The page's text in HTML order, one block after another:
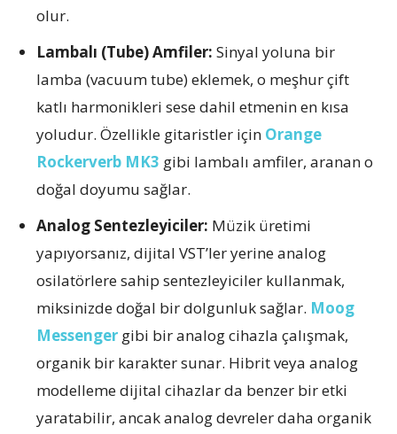
olur.
Lambalı (Tube) Amfiler: Sinyal yoluna bir
lamba (vacuum tube) eklemek, o meşhur çift
katlı harmonikleri sese dahil etmenin en kısa
yoludur. Özellikle gitaristler için Orange
Rockerverb MK3 gibi lambalı amfiler, aranan o
doğal doyumu sağlar.
Analog Sentezleyiciler: Müzik üretimi
yapıyorsanız, dijital VST’ler yerine analog
osilatörlere sahip sentezleyiciler kullanmak,
miksinizde doğal bir dolgunluk sağlar. Moog
Messenger gibi bir analog cihazla çalışmak,
organik bir karakter sunar. Hibrit veya analog
modelleme dijital cihazlar da benzer bir etki
yaratabilir, ancak analog devreler daha organik